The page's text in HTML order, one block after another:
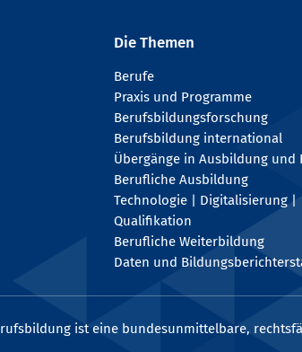
Die Themen
Berufe
Praxis und Programme
Berufsbildungsforschung
Berufsbildung international
Übergänge in Ausbildung und
Berufliche Ausbildung
Technologie | Digitalisierung |
Qualifikation
Berufliche Weiterbildung
Daten und
ist eine bundesunmittelbare,